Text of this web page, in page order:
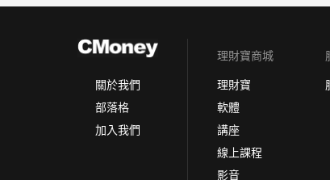
關於我們
部落格
加入我們
理財寶商城
理財寶
軟體
講座
線上課程
影音